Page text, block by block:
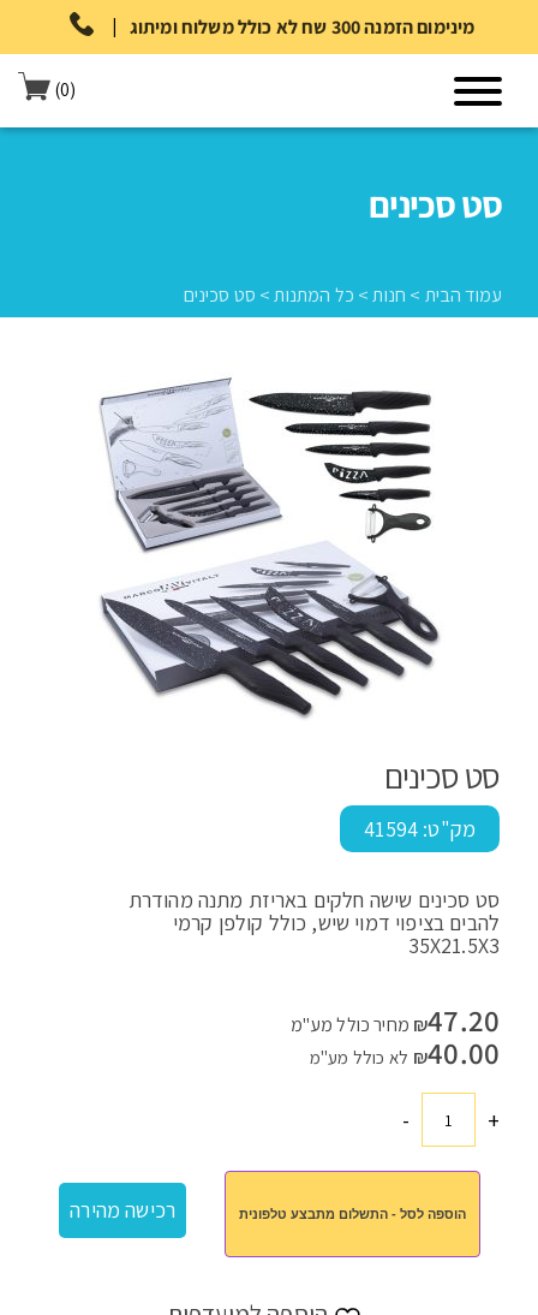
| מינימום הזמנה 300 שח לא כולל משלוח ומיתוג
(0)
סט סכינים
עמוד הבית > חנות> כל המתנות> סט סכינים
חנות>כל המתנות > סט סכינים
סט סכינים
מק"ט: 41594
סט סכינים שישה חלקים באריזת מתנה מהודרת
להבים בציפוי דמוי שיש, כולל קולפן קרמי
35X21.5X3
₪47.20
מחיר כולל מע"מ
₪40.00 לא כולל מע"מ
+כמות
סכינים
-
הוספה לסל - התשלום מתבצע טלפונית רכישה מהירה